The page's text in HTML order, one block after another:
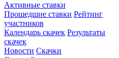
Активные ставки
Прошедшие ставки Рейтинг
участников
Календарь скачек Результаты
скачек
Новости Скачки